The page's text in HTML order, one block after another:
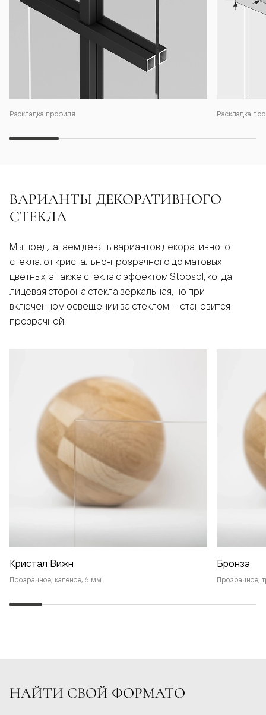
Раскладка профиля Раскладка
ВАРИАНТЫ ДЕКОРАТИВНОГО
СТЕКЛА
Мы предлагаем девять вариантов декоративного
стекла: от кристально-прозрачного до матовых
цветных, а также стёкла с эффектом Stopsol, когда
лицевая сторона стекла зеркальная, но при
включенном освещении за стеклом — становится
прозрачной.
Кристал Вижн
Прозрачное, калёное, 6 мм
Бронза
Прозрачное,
НАЙТИ СВОЙ ФОРМАТО